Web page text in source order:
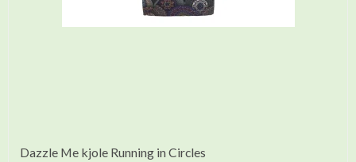
Dazzle Me kjole Running in Circles